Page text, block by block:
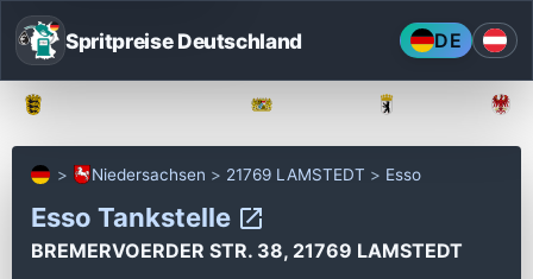
Spritpreise Deutschland DE
Niedersachsen 21769 LAMSTEDT Esso
Esso Tankstelle
BREMERVOERDER STR. 38, 21769 LAMSTEDT